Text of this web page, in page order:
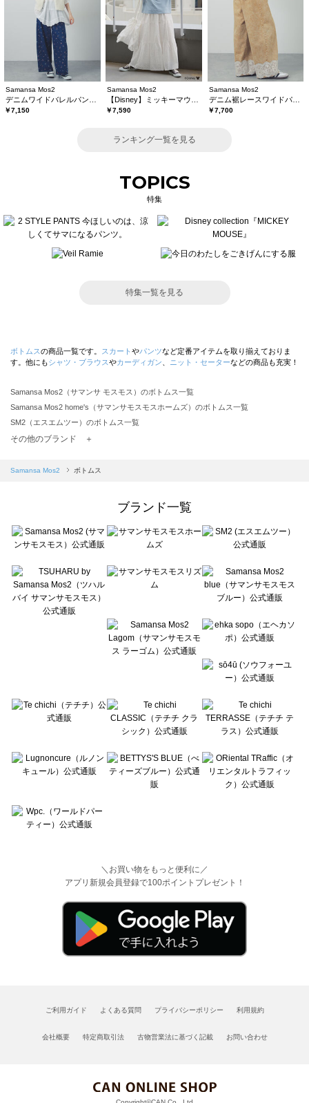
Samansa Mos2
￥7,150
Samansa Mos2
￥7,590
Samansa Mos2
デニム裾レースワイドパンツ
￥7,700
ランキング一覧を見る
TOPICS
特集
特集一覧を見る
ボトムスの商品一覧です。 スカート やパンツなど定番アイテムを取り揃えておりま
す。他にもシャツ・ブラウスやカーディガン ニット・セーターなどの商品も充実！
Samansa Mos2（サマンサ モスモス）のボトムス一覧
Samansa Mos2 home's（サマンサモスモスホームズ）のボトムス一覧
SM2（エスエムツー）のボトムス一覧
TSUHARU by Samansa Mos2（ツハルバイサマンサモスモス）のボトムス一覧
Samansa Mos2 blue（サマンサモスモス ブルー）のボトムス一覧
sō4ū（ソウフォーユー）のボトムス一覧
Te chichi（テチチ）のボトムス一覧
Te chichi CLASSIC（テチチ クラシック）のボトムス一覧
Lugnoncure（ルノンキュール）のボトムス一覧
BETTY'S BLUE（べティーズブルー）のボトムス一覧
Wpc.（ワールドパーティー）のボトムス一覧
その他のブランド ＋
Samansa Mos2 ボトムス
ブランド一覧
＼お買い物をもっと便利に／
アプリ新規会員登録で100ポイントプレゼント！
ご利用ガイド よくある質問 プライバシーポリシー 利用規約
会社概要 特定商取引法 古物営業法に基づく記載 お問い合わせ